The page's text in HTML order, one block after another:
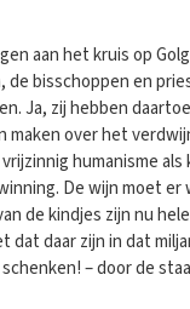
aan het kruis op
de bisschoppen en
Ja, zij hebben
maken over het
humanisme
De wijn moet er
de kindjes zijn nu
dat daar zijn in dat
– door de